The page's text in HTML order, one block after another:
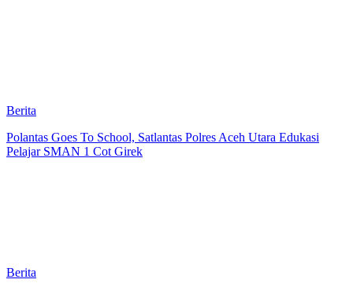
Berita
Polantas Goes To School, Satlantas Polres Aceh Utara Edukasi
Pelajar SMAN 1 Cot Girek
Berita